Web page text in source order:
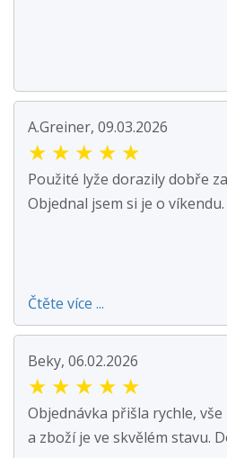
A.Greiner, 09.03.2026
★ ★ ★ ★ ★
Použité lyže dorazily dobře
Objednal jsem si je o víkendu.
Čtěte více ...
Beky, 06.02.2026
★ ★ ★ ★ ★
Objednávka přišla rychle,
a zboží je ve skvělém stavu.